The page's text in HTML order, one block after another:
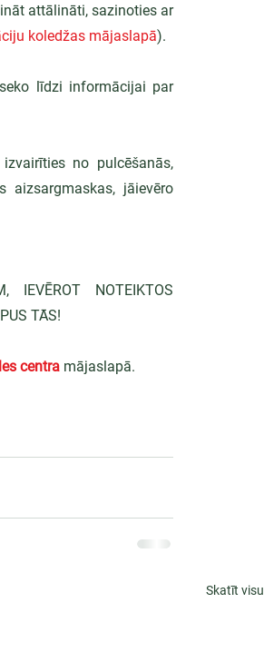
attālināti, sazinoties ar
koledžas mājaslapā).
līdzi informācijai par
no pulcēšanās,
jāievēro
IEVĒROT NOTEIKTOS
TĀS!
centra mājaslapā.
Skatīt visu